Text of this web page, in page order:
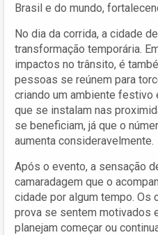
Brasil e do mundo,
No dia da corrida, a cidade
transformação temporária.
impactos no trânsito, é
pessoas se reúnem para
criando um ambiente festivo
que se instalam nas
se beneficiam, já que o
aumenta consideravelmente.
Após o evento, a sensação
camaradagem que o
cidade por algum tempo. Os
prova se sentem motivados
planejam começar ou